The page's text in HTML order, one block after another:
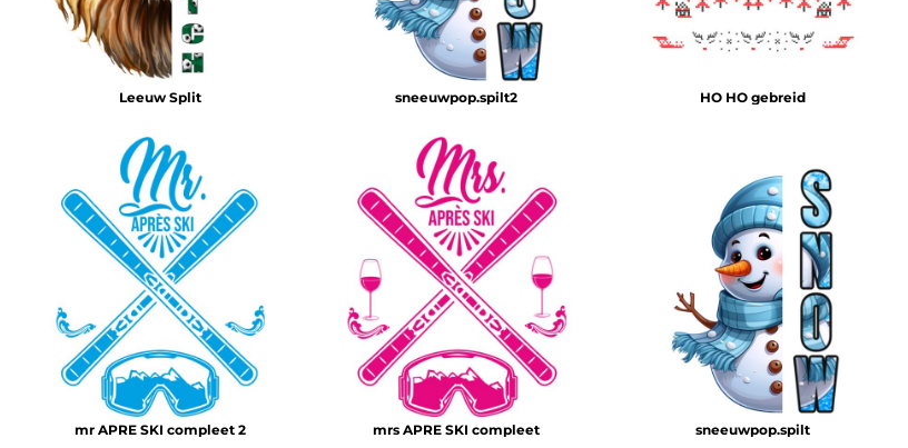
Leeuw Split sneeuwpop.spilt2 HO HO gebreid
mr APRE SKI compleet 2 mrs APRE SKI compleet sneeuwpop.spilt